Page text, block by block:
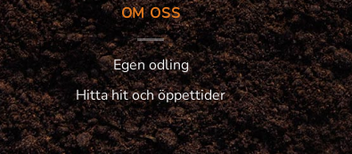
OM OSS
Egen odling
Hitta hit och öppettider